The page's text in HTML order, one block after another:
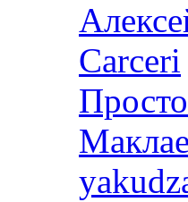
Carceri